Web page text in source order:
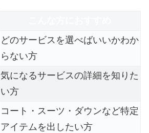
どのサービスを選べばいいかわか
らない方
気になるサービスの詳細を知りた
い方
コート・スーツ・ダウンなど特定
アイテムを出したい方